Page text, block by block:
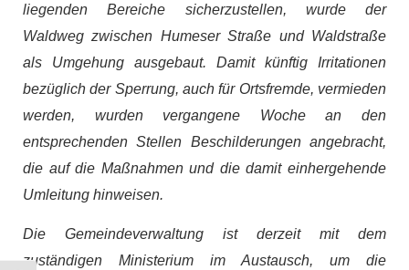
liegenden Bereiche sicherzustellen, wurde der
Waldweg zwischen Humeser Straße und Waldstraße
als Umgehung ausgebaut. Damit künftig Irritationen
bezüglich der Sperrung, auch für Ortsfremde, vermieden
werden, wurden vergangene Woche an den
entsprechenden Stellen Beschilderungen angebracht,
die auf die Maßnahmen und die damit einhergehende
Umleitung hinweisen.
Die Gemeindeverwaltung ist derzeit mit dem
zuständigen Ministerium im Austausch, um die